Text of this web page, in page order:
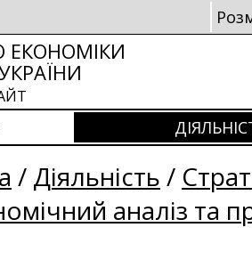
ЕКОНОМІКИ
/ Діяльність /
аналіз та